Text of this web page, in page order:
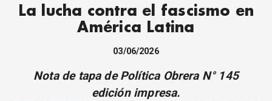
INTERNACIONALES
MOVIMIENTO OBRERO
SOCIEDAD Y CULTURA
JUVENTUD
La lucha contra el fascismo en
América Latina
03/06/2026
Nota de tapa de Política Obrera N° 145
edición impresa.